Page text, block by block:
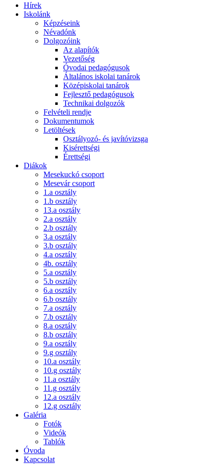
Hírek
Iskolánk
Képzéseink
Névadónk
Dolgozóink
Az alapítók
Vezetőség
Óvodai pedagógusok
Általános iskolai tanárok
Középiskolai tanárok
Fejlesztő pedagógusok
Technikai dolgozók
Felvételi rendje
Dokumentumok
Letöltések
Osztályozó- és javítóvizsga
Kisérettségi
Érettségi
Diákok
Mesekuckó csoport
Mesevár csoport
1.a osztály
1.b osztály
13.a osztály
2.a osztály
2.b osztály
3.a osztály
3.b osztály
4.a osztály
4b. osztály
5.a osztály
5.b osztály
6.a osztály
6.b osztály
7.a osztály
7.b osztály
8.a osztály
8.b osztály
9.a osztály
9.g osztály
10.a osztály
10.g osztály
11.a osztály
11.g osztály
12.a osztály
12.g osztály
Galéria
Fotók
Videók
Tablók
Óvoda
Kapcsolat